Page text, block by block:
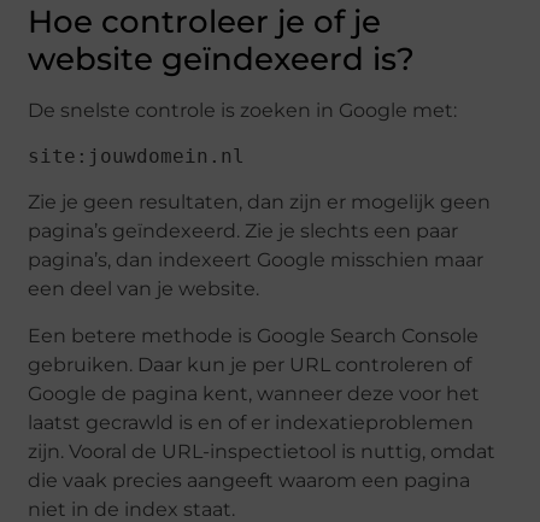
Hoe controleer je of je
website geïndexeerd is?
De snelste controle is zoeken in Google met:
site:jouwdomein.nl
Zie je geen resultaten, dan zijn er mogelijk geen
pagina’s geïndexeerd. Zie je slechts een paar
pagina’s, dan indexeert Google misschien maar
een deel van je website.
Een betere methode is Google Search Console
gebruiken. Daar kun je per URL controleren of
Google de pagina kent, wanneer deze voor het
laatst gecrawld is en of er indexatieproblemen
zijn. Vooral de URL-inspectietool is nuttig, omdat
die vaak precies aangeeft waarom een pagina
niet in de index staat.